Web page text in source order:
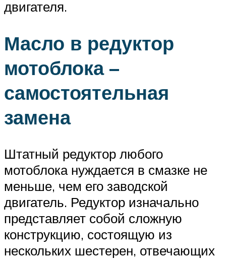
двигателя.
Масло в редуктор
мотоблока –
самостоятельная
замена
Штатный редуктор любого
мотоблока нуждается в смазке не
меньше, чем его заводской
двигатель. Редуктор изначально
представляет собой сложную
конструкцию, состоящую из
нескольких шестерен, отвечающих